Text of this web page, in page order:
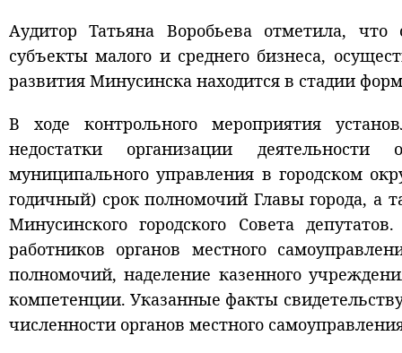
Аудитор Татьяна Воробьева отметила,
субъекты малого и среднего бизнеса,
развития Минусинска находится в стадии
В ходе контрольного мероприятия
недостатки организации
муниципального управления в городском
годичный) срок полномочий Главы города, а
Минусинского городского Совета
работников органов местного
полномочий, наделение казенного
компетенции. Указанные факты
численности органов местного